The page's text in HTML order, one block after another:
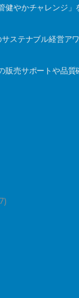
健やかチャレンジ」
ステナブル経営ア
販売サポートや品質